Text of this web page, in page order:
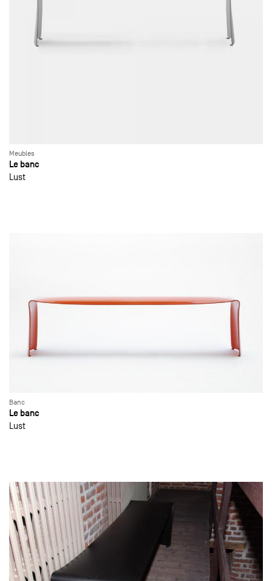
Meubles
Le banc
Lust
Banc
Le banc
Lust